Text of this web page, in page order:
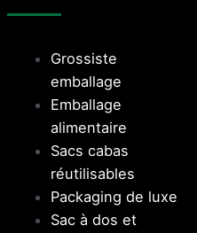
Grossiste
emballage
Emballage
alimentaire
Sacs cabas
réutilisables
Packaging de luxe
Sac à dos et